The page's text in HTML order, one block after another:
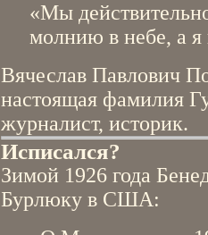
«Мы
молнию в небе, а я
Вячеслав Павлович
настоящая фамилия
журналист, историк.
Исписался?
Зимой 1926 года
Бурлюку в США: